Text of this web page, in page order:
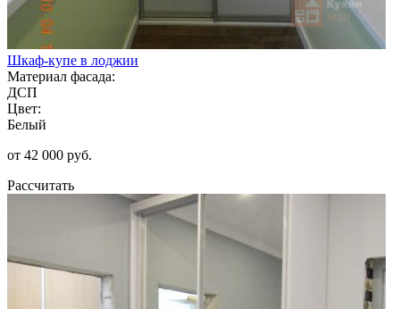
Шкаф-купе в лоджии
Материал фасада:
ДСП
Цвет:
Белый
от 42 000 руб.
Рассчитать